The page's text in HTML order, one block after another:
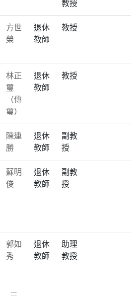
教授
方世
榮
退休
教師
教授
林正
璽
（傳
璽）
退休
教師
教授
陳連
勝
退休
教師
副教
授
蘇明
俊
退休
教師
副教
授
郭如
秀
退休
教師
助理
教授
:::